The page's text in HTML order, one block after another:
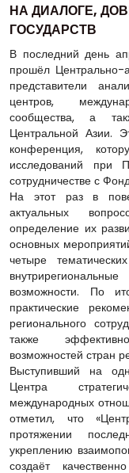
НА ДИАЛОГЕ,
ГОСУДАРСТВ
В последний день
прошёл Центрально-
представители
центров,
сообщества, а
Центральной Азии.
конференция,
исследований при
сотрудничестве с
На этот раз в
актуальных
определение их
основных
четыре
возможности. По
практические
регионального
также
возможностей стран
Выступивший на
Центра
международных
отметил, что
протяжении
укреплению
создаёт